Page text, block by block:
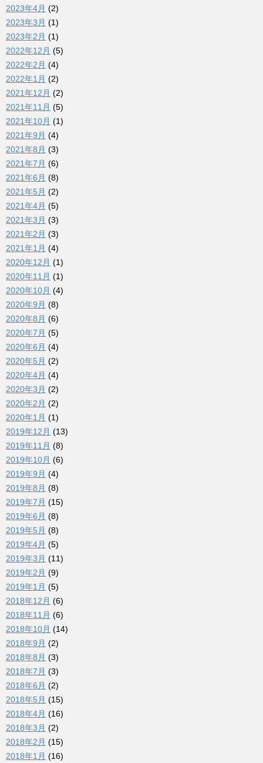
2023年4月 (2)
2023年3月 (1)
2023年2月 (1)
2022年12月 (5)
2022年2月 (4)
2022年1月 (2)
2021年12月 (2)
2021年11月 (5)
2021年10月 (1)
2021年9月 (4)
2021年8月 (3)
2021年7月 (6)
2021年6月 (8)
2021年5月 (2)
2021年4月 (5)
2021年3月 (3)
2021年2月 (3)
2021年1月 (4)
2020年12月 (1)
2020年11月 (1)
2020年10月 (4)
2020年9月 (8)
2020年8月 (6)
2020年7月 (5)
2020年6月 (4)
2020年5月 (2)
2020年4月 (4)
2020年3月 (2)
2020年2月 (2)
2020年1月 (1)
2019年12月 (13)
2019年11月 (8)
2019年10月 (6)
2019年9月 (4)
2019年8月 (8)
2019年7月 (15)
2019年6月 (8)
2019年5月 (8)
2019年4月 (5)
2019年3月 (11)
2019年2月 (9)
2019年1月 (5)
2018年12月 (6)
2018年11月 (6)
2018年10月 (14)
2018年9月 (2)
2018年8月 (3)
2018年7月 (3)
2018年6月 (2)
2018年5月 (15)
2018年4月 (16)
2018年3月 (2)
2018年2月 (15)
2018年1月 (16)